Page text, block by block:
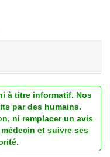
à titre informatif. Nos
par des humains.
ni remplacer un avis
et suivre ses